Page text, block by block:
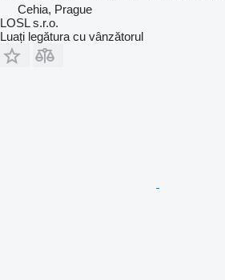
Cehia, Prague
LOSL s.r.o.
Luați legătura cu vânzătorul